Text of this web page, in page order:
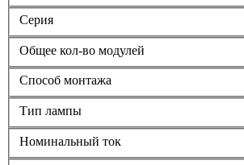
Серия
Общее кол-во модулей
Способ монтажа
Тип лампы
Номинальный ток